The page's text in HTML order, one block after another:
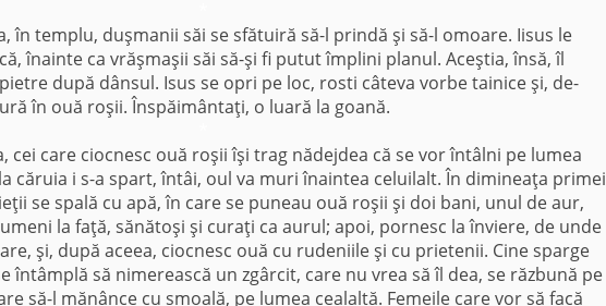
în templu, duşmanii săi se sfătuiră să-l prindă şi să-l omoare. Iisus le
înainte ca vrăşmaşii săi să-şi fi putut împlini planul. Aceştia, însă, îl
după dânsul. Isus se opri pe loc, rosti câteva vorbe tainice şi, de-
în ouă roşii. Înspăimântaţi, o luară la goană.
cei care ciocnesc ouă roşii îşi trag nădejdea că se vor întâlni pe lumea
căruia i s-a spart, întâi, oul va muri înaintea celuilalt. În dimineaţa primei
se spală cu apă, în care se puneau ouă roşii şi doi bani, unul de aur,
la faţă, sănătoşi şi curaţi ca aurul; apoi, pornesc la înviere, de unde
şi, după aceea, ciocnesc ouă cu rudeniile şi cu prietenii. Cine sparge
întâmplă să nimerească un zgârcit, care nu vrea să îl dea, se răzbună pe
să-l mănânce cu smoală, pe lumea cealaltă. Femeile care vor să facă